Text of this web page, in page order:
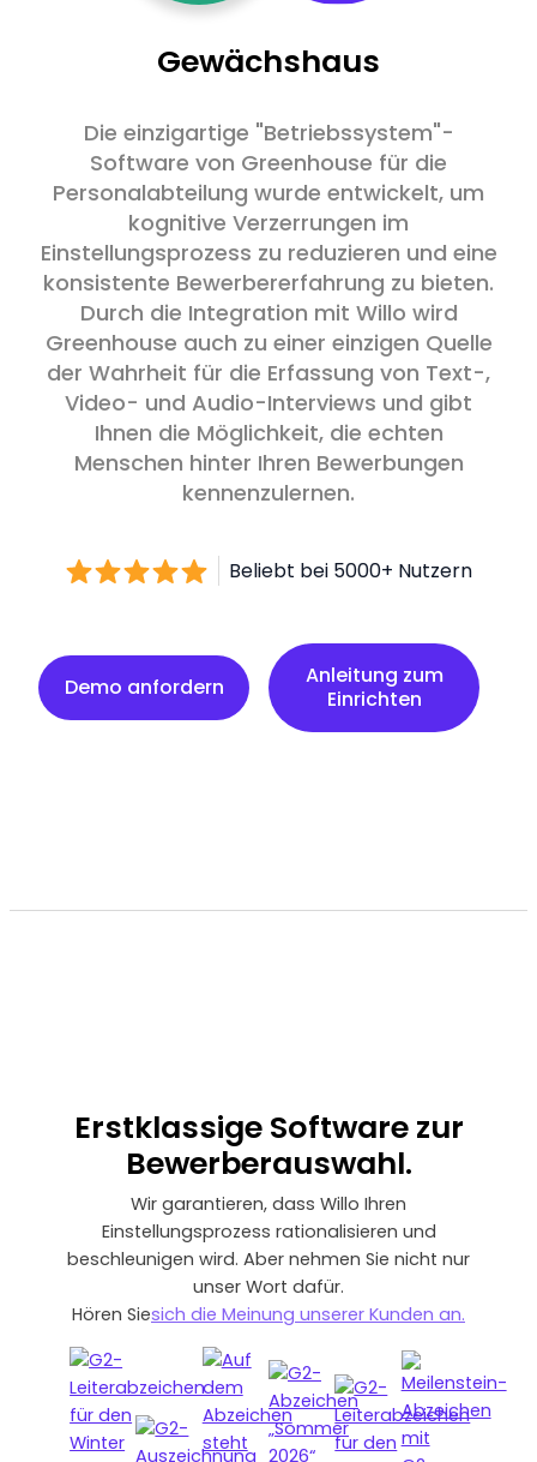
Gewächshaus
Die einzigartige "Betriebssystem"-
Software von Greenhouse für die
Personalabteilung wurde entwickelt, um
kognitive Verzerrungen im
Einstellungsprozess zu reduzieren und eine
konsistente Bewerbererfahrung zu bieten.
Durch die Integration mit Willo wird
Greenhouse auch zu einer einzigen Quelle
der Wahrheit für die Erfassung von Text-,
Video- und Audio-Interviews und gibt
Ihnen die Möglichkeit, die echten
Menschen hinter Ihren Bewerbungen
kennenzulernen.
Beliebt bei 5000+ Nutzern
Demo anfordern
Anleitung zum
Einrichten
Anleitung zum Einrichten
ErstklassigeSoftware zur
Bewerberauswahl.
Wir garantieren, dass Willo Ihren
Einstellungsprozess rationalisieren und
beschleunigen wird. Aber nehmen Sie nicht nur
unser Wort dafür.
‍Hören Siesich die Meinung unserer Kunden an.